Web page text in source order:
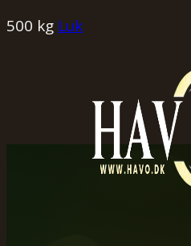
500 kg Luk